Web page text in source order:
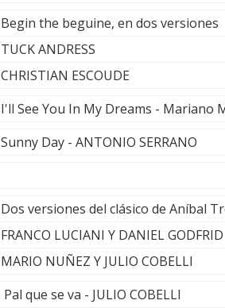
Begin the beguine, en dos versiones
TUCK ANDRESS
CHRISTIAN ESCOUDE
I'll See You In My Dreams - Mariano
Sunny Day - ANTONIO SERRANO
Dos versiones del clásico de Aníbal
FRANCO LUCIANI Y DANIEL GODFRID
MARIO NUÑEZ Y JULIO COBELLI
Pal que se va - JULIO COBELLI